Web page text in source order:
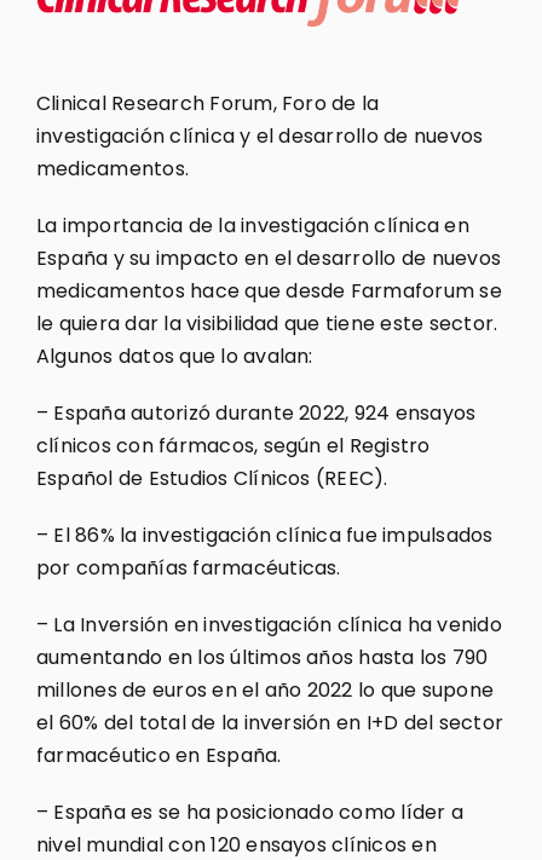
Clinical Research Forum, Foro de la
investigación clínica y el desarrollo de nuevos
medicamentos.
La importancia de la investigación clínica en
España y su impacto en el desarrollo de nuevos
medicamentos hace que desde Farmaforum se
le quiera dar la visibilidad que tiene este sector.
Algunos datos que lo avalan:
– España autorizó durante 2022, 924 ensayos
clínicos con fármacos, según el Registro
Español de Estudios Clínicos (REEC).
– El 86% la investigación clínica fue impulsados
por compañías farmacéuticas.
– La Inversión en investigación clínica ha venido
aumentando en los últimos años hasta los 790
millones de euros en el año 2022 lo que supone
el 60% del total de la inversión en I+D del sector
farmacéutico en España.
– España es se ha posicionado como líder a
nivel mundial con 120 ensayos clínicos en